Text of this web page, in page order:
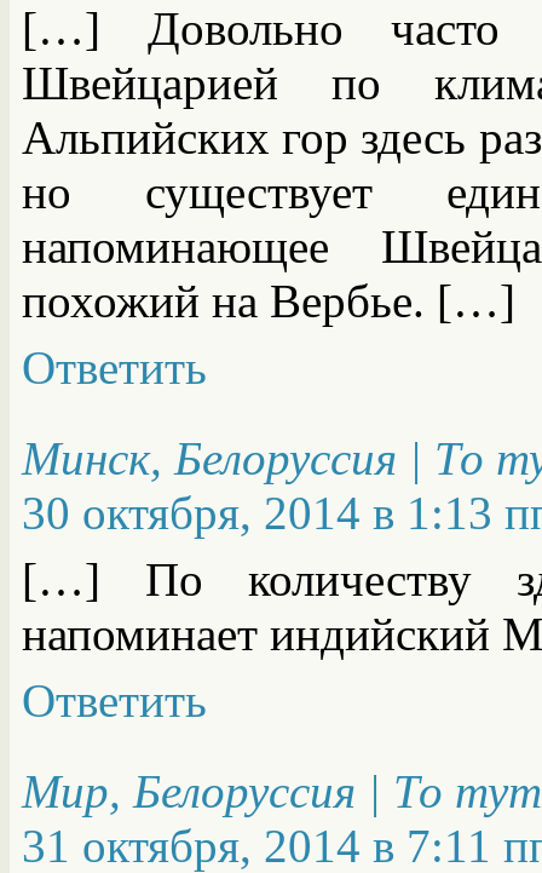
[…] Довольно часто
Швейцарией по
Альпийских гор здесь
но существует
напоминающее
похожий на Вербье. […]
Ответить
Минск, Белоруссия | То
30 октября, 2014 в 1:13
[…] По количеству
напоминает индийский
Ответить
Мир, Белоруссия | То
31 октября, 2014 в 7:11